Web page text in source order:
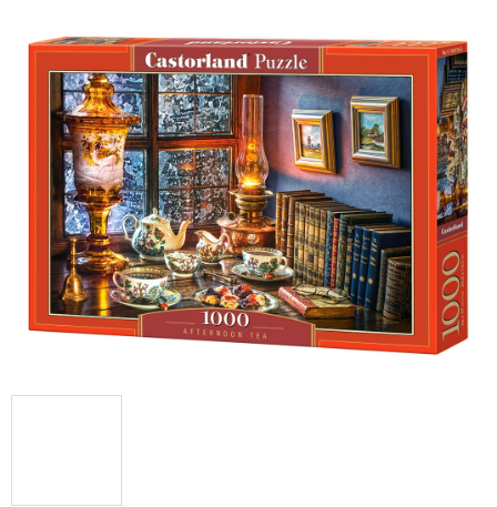
hvězdiček.